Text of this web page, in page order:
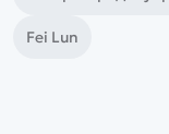
Fei Lun